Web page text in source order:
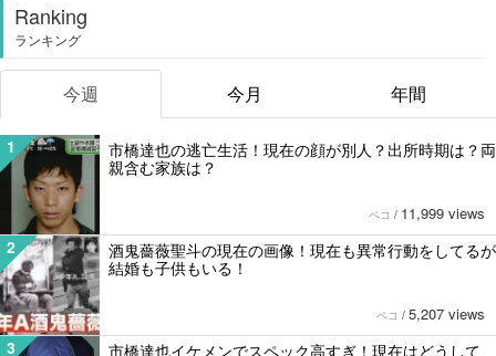
Ranking
ランキング
今週 今月 年間
1
市橋達也の逃亡生活！現在の顔が別人？出所時期は？両
親含む家族は？
ペコ / 11,999 views
2
酒鬼薔薇聖斗の現在の画像！現在も異常行動をしてるが
結婚も子供もいる！
ペコ / 5,207 views
3 市橋達也イケメンでスペック高すぎ！現在はどうして